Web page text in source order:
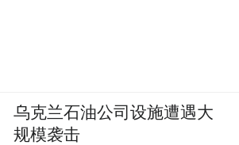
乌克兰石油公司设施遭遇大
规模袭击